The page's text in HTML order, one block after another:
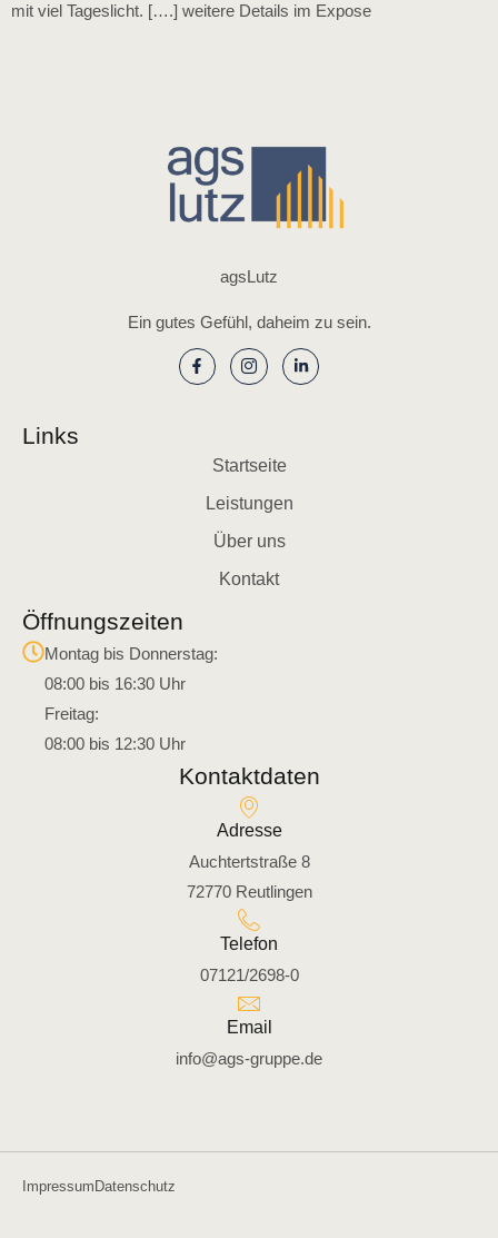
mit viel Tageslicht. [….] weitere Details im Expose
agsLutz
Ein gutes Gefühl, daheim zu sein.
Links
Startseite
Leistungen
Über uns
Kontakt
Öffnungszeiten
Montag bis Donnerstag:
08:00 bis 16:30 Uhr
Freitag:
08:00 bis 12:30 Uhr
Kontaktdaten
Adresse
Auchtertstraße 8
72770 Reutlingen
Telefon
07121/2698-0
Email
info@ags-gruppe.de
Impressum Datenschutz